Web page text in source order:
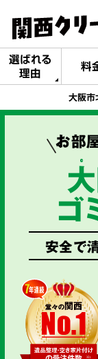
選ばれる
理由
料
大阪市
お部
大
ゴ
安全で